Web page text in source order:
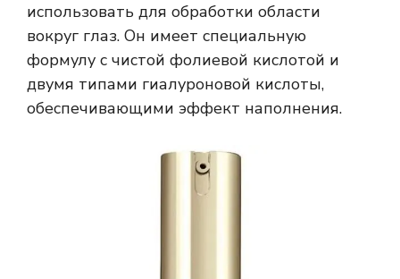
использовать для обработки области
вокруг глаз. Он имеет специальную
формулу с чистой фолиевой кислотой и
двумя типами гиалуроновой кислоты,
обеспечивающими эффект наполнения.